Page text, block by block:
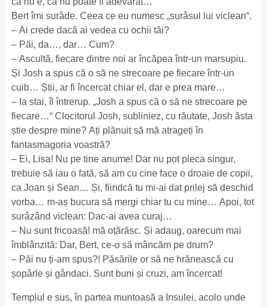
Bert îmi surâde. Ceea ce eu numesc „surâsul lui viclean“.
– Ai crede dacă ai vedea cu ochii tăi?
– Păi, da…, dar… Cum?
– Ascultă, fiecare dintre noi ar încăpea într-un marsupiu.
Și Josh a spus că o să ne strecoare pe fiecare într-un
cuib… Știi, ar fi încercat chiar el, dar e prea mare…
– Ia stai, îl întrerup. „Josh a spus că o să ne strecoare pe
fiecare…“ Clocitorul Josh, subliniez, cu răutate, Josh ăsta
știe despre mine? Ați plănuit să mă atrageți în
fantasmagoria voastră?
– Ei, Lisa! Nu pe tine anume! Dar nu pot pleca singur,
trebuie să iau o fată, să am cu cine face o droaie de copii,
ca Joan și Sean… Și, fiindcă tu mi-ai dat prilej să deschid
vorba… m-aș bucura să mergi chiar tu cu mine… Apoi, tot
surâzând viclean: Dac-ai avea curaj…
– Nu sunt fricoasă! mă oțărăsc. Și adaug, oarecum mai
îmblânzită: Dar, Bert, ce-o să mâncăm pe drum?
– Păi nu ți-am spus?! Păsările or să ne hrănească cu
șopârle și gândaci. Sunt buni și cruzi, am încercat!
Templul e sus, în partea muntoasă a Insulei, acolo unde